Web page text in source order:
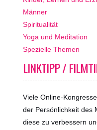
Männer
Spiritualität
Yoga und Meditation
Spezielle Themen
LINKTIPP /
Viele Online-
der Persönlichkeit des
diese zu verbessern